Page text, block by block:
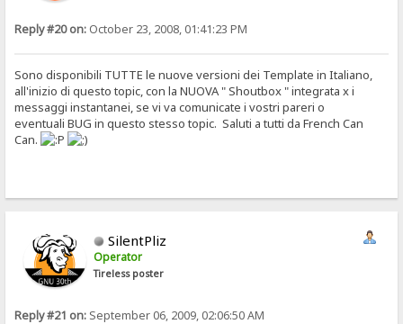
Reply #20 on: October 23, 2008, 01:41:23 PM
Sono disponibili TUTTE le nuove versioni dei Template in Italiano,
all'inizio di questo topic, con la NUOVA " Shoutbox " integrata x i
messaggi instantanei, se vi va comunicate i vostri pareri o
eventuali BUG in questo stesso topic. Saluti a tutti da French Can
Can.
SilentPliz
Operator
Tireless poster
Reply #21 on: September 06, 2009, 02:06:50 AM